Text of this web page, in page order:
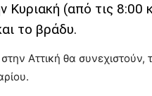
Κυριακή (από τις 8:00
το βράδυ.
Αττική θα συνεχιστούν,